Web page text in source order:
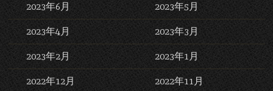
2023年6月 2023年5月
2023年4月 2023年3月
2023年2月 2023年1月
2022年12月 2022年11月